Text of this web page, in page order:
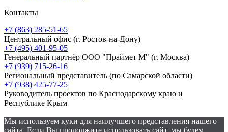
Контакты
+7 (863) 285-51-65
Центральный офис (г. Ростов-на-Дону)
+7 (495) 401-95-05
Генеральный партнёр ООО "Праймет М" (г. Москва)
+7 (939) 715-26-16
Региональный представитель (по Самарской области)
+7 (938) 425-77-25
Руководитель проектов по Краснодарскому краю и
Республике Крым
Мы используем куки для наилучшего представления нашего
сайта. Если Вы продолжите использовать сайт, мы будем